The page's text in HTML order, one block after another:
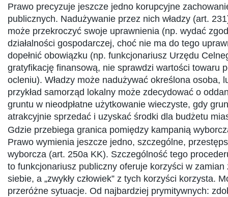
Prawo precyzuje jeszcze jedno korupcyjne
publicznych. Nadużywanie przez nich władzy (art.
może przekroczyć swoje uprawnienia (np. wydać
działalności gospodarczej, choć nie ma do tego
dopełnić obowiązku (np. funkcjonariusz Urzędu
gratyfikację finansową, nie sprawdzi wartości towaru
ocleniu). Władzy może nadużywać określona osoba,
przykład samorząd lokalny może zdecydować o
gruntu w nieodpłatne użytkowanie wieczyste, gdy
atrakcyjnie sprzedać i uzyskać środki dla budżetu
Gdzie przebiega granica pomiędzy kampanią
Prawo wymienia jeszcze jedno, szczególne,
wyborcza (art. 250a KK). Szczególność tego
to funkcjonariusz publiczny oferuje korzyści w zamian
siebie, a „zwykły człowiek” z tych korzyści korzysta.
przeróżne sytuacje. Od najbardziej prymitywnych: